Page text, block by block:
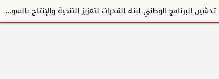
تدشين البرنامج الوطني لبناء القدرات لتعزيز التنمية والإنتاج بالسودان